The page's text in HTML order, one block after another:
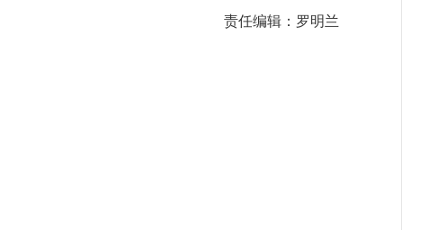
责任编辑：罗明兰